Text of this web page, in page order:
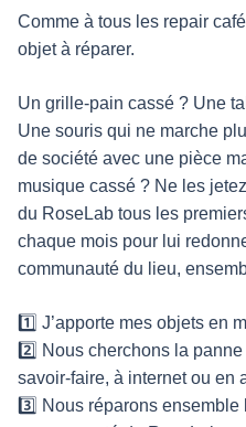
Comme à tous les repair
objet à réparer.
Un grille-pain cassé ? Une
Une souris qui ne marche
de société avec une pièce
musique cassé ? Ne les
du RoseLab tous les
chaque mois pour lui
communauté du lieu,
1️⃣ J’apporte mes objets en
2️⃣ Nous cherchons la
savoir-faire, à internet ou en
3️⃣ Nous réparons ensemble